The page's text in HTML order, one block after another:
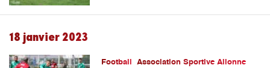
18 janvier 2023
Football Association Sportive Allonne